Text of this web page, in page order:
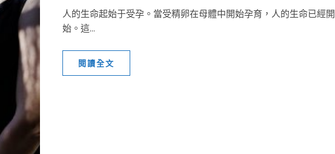
人的生命起始于受孕。當受精卵在母體中開始孕育，人的生命已經開
始。這...
閱讀全文